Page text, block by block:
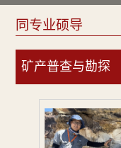
同专业硕导
矿产普查与勘探